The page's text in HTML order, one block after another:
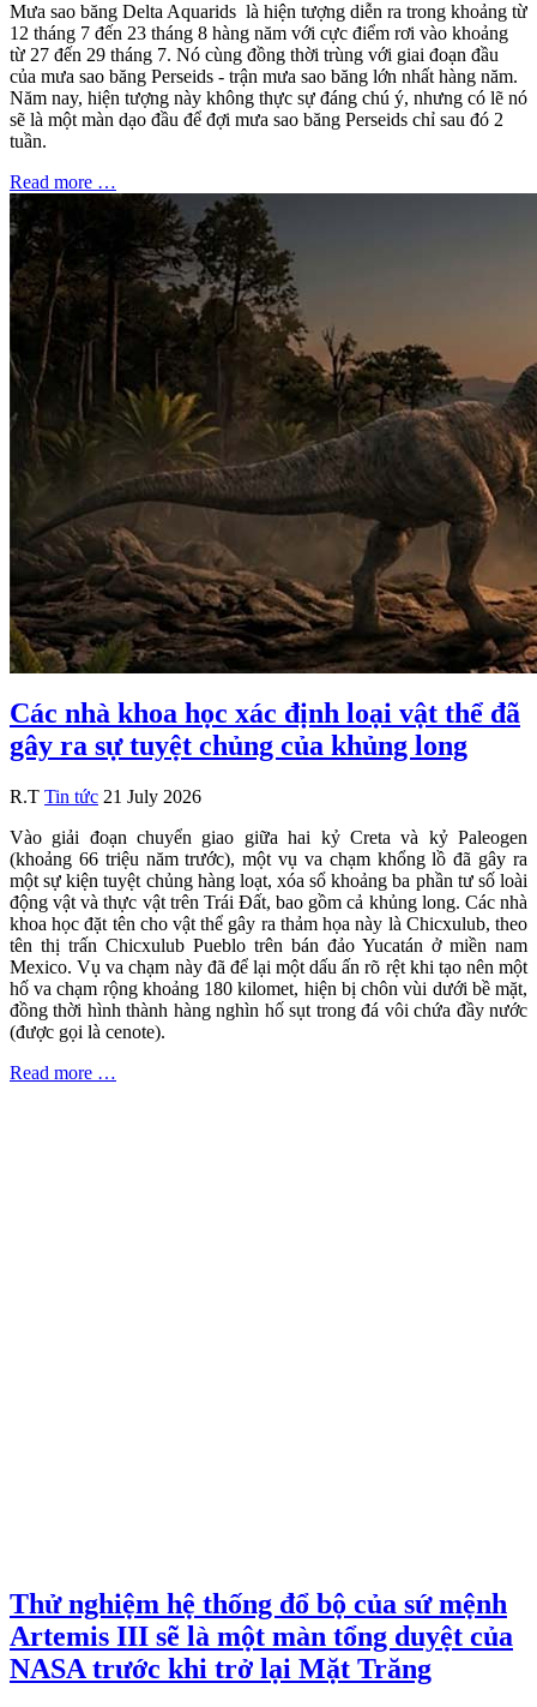
Mưa sao băng Delta Aquarids là hiện tượng diễn ra trong khoảng từ
12 tháng 7 đến 23 tháng 8 hàng năm với cực điểm rơi vào khoảng
từ 27 đến 29 tháng 7. Nó cùng đồng thời trùng với giai đoạn đầu
của mưa sao băng Perseids - trận mưa sao băng lớn nhất hàng năm.
Năm nay, hiện tượng này không thực sự đáng chú ý, nhưng có lẽ nó
sẽ là một màn dạo đầu để đợi mưa sao băng Perseids chỉ sau đó 2
tuần.
Read more …
Các nhà khoa học xác định loại vật thể đã
gây ra sự tuyệt chủng của khủng long
R.T Tin tức 21 July 2026
Vào giải đoạn chuyển giao giữa hai kỷ Creta và kỷ Paleogen
(khoảng 66 triệu năm trước), một vụ va chạm khổng lồ đã gây ra
một sự kiện tuyệt chủng hàng loạt, xóa sổ khoảng ba phần tư số loài
động vật và thực vật trên Trái Đất, bao gồm cả khủng long. Các nhà
khoa học đặt tên cho vật thể gây ra thảm họa này là Chicxulub, theo
tên thị trấn Chicxulub Pueblo trên bán đảo Yucatán ở miền nam
Mexico. Vụ va chạm này đã để lại một dấu ấn rõ rệt khi tạo nên một
hố va chạm rộng khoảng 180 kilomet, hiện bị chôn vùi dưới bề mặt,
đồng thời hình thành hàng nghìn hố sụt trong đá vôi chứa đầy nước
(được gọi là cenote).
Read more …
Thử nghiệm hệ thống đổ bộ của sứ mệnh
Artemis III sẽ là một màn tổng duyệt của
NASA trước khi trở lại Mặt Trăng